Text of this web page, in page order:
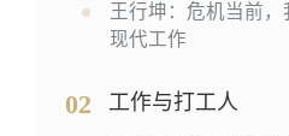
王行坤：危机当前
现代工作
02 工作与打工人